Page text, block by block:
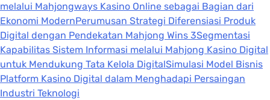
melalui Mahjongways Kasino Online sebagai Bagian dari
Ekonomi ModernPerumusan Strategi Diferensiasi Produk
Digital dengan Pendekatan Mahjong Wins 3Segmentasi
Kapabilitas Sistem Informasi melalui Mahjong Kasino Digital
untuk Mendukung Tata Kelola DigitalSimulasi Model Bisnis
Platform Kasino Digital dalam Menghadapi Persaingan
Industri Teknologi